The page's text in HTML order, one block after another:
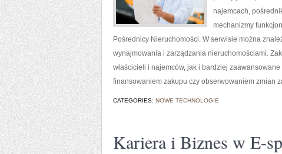
najemcach,
mechanizmy
Pośrednicy Nieruchomości. W serwisie można
wynajmowania i zarządzania nieruchomościami.
właścicieli i najemców, jak i bardziej
finansowaniem zakupu czy obserwowaniem zmian
CATEGORIES: NOWE TECHNOLOGIE
Kariera i Biznes w E-